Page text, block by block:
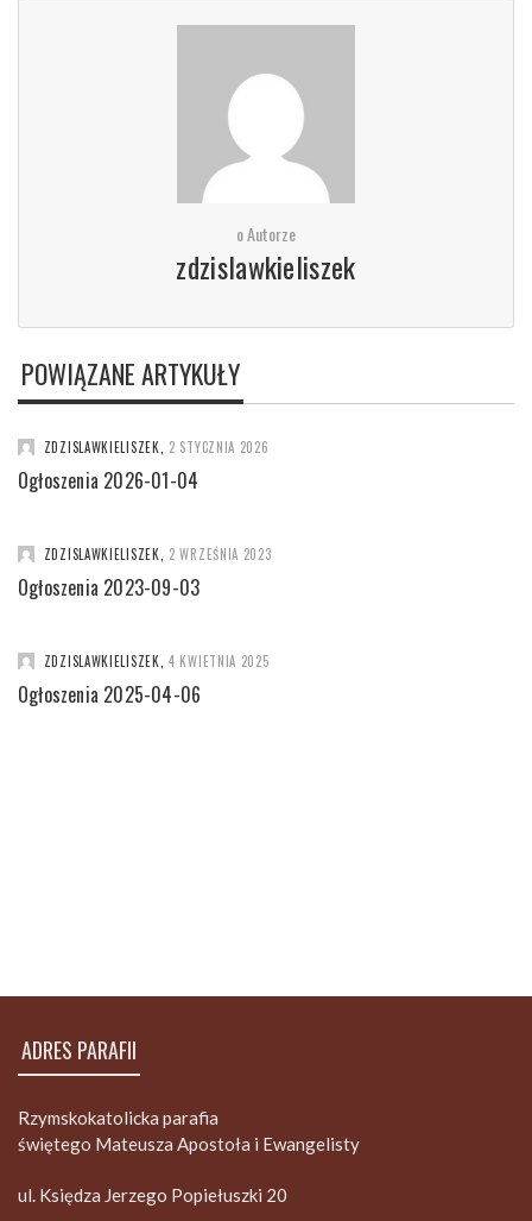
o Autorze
zdzislawkieliszek
POWIĄZANE ARTYKUŁY
ZDZISLAWKIELISZEK 2 STYCZNIA 2026
Ogłoszenia 2026-01-04
ZDZISLAWKIELISZEK 2 WRZEŚNIA 2023
Ogłoszenia 2023-09-03
ZDZISLAWKIELISZEK 4 KWIETNIA 2025
Ogłoszenia 2025-04-06
ADRES PARAFII
Rzymskokatolicka parafia
świętego Mateusza Apostoła i Ewangelisty
ul. Księdza Jerzego Popiełuszki 20